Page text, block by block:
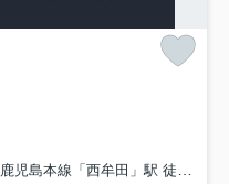
鹿児島本線「西牟田」駅 徒歩33分